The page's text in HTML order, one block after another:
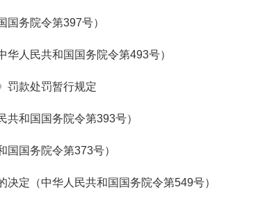
务院令第397号）
人民共和国国务院令第493号）
罚款处罚暂行规定
和国国务院令第393号）
国务院令第373号）
定（中华人民共和国国务院令第549号）